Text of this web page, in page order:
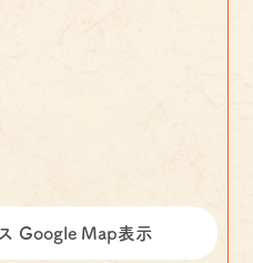
Google Map表示